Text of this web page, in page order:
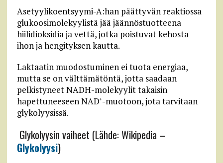
Asetyylikoentsyymi-A:han päättyvän reaktiossa
glukoosimolekyylistä jää jäännöstuotteena
hiilidioksidia ja vettä, jotka poistuvat kehosta
ihon ja hengityksen kautta.
Laktaatin muodostuminen ei tuota energiaa,
mutta se on välttämätöntä, jotta saadaan
pelkistyneet NADH-molekyylit takaisin
hapettuneeseen NAD+-muotoon, jota tarvitaan
glykolyysissä.
Glykolyysin vaiheet (Lähde: Wikipedia –
Glykolyysi)